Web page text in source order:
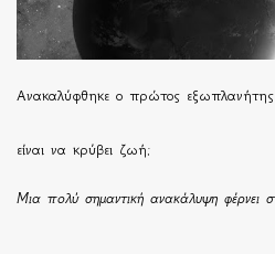
Ανακαλύφθηκε ο πρώτος
είναι να κρύβει ζωή;
Μια πολύ σημαντική ανακάλυψη φέρνει